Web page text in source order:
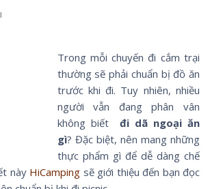
Trong mỗi chuyến đi cắm trại
thường sẽ phải chuẩn bị đồ ăn
trước khi đi. Tuy nhiên, nhiều
người vẫn đang phân vân
không biết đi dã ngoại ăn
gì? Đặc biệt, nên mang những
thực phẩm gì để dễ dàng chế
này HiCamping sẽ giới thiệu đến bạn đọc